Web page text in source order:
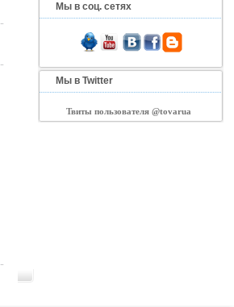
Мы в соц. сетях
Мы в Twitter
Твиты пользователя @tovarua